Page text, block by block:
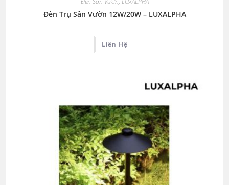
Đèn Trụ Sân Vườn 12W/20W – LUXALPHA
Liên Hệ